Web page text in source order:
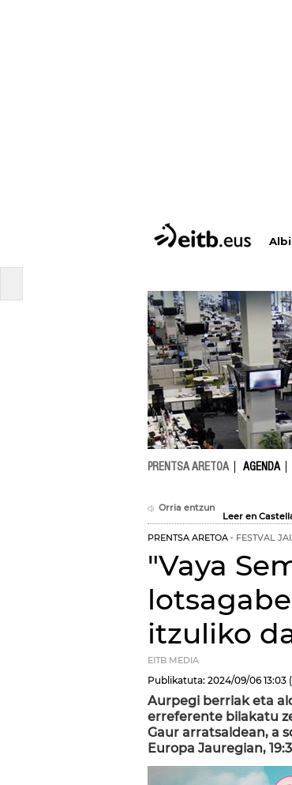
PRENTSA ARETOA AGENDA
Orria entzun
Leer en
PRENTSA ARETOA FESTVAL
"Vaya
itzuliko
EITB MEDIA
Publikatuta: 2024/09/06 13:03
Aurpegi berriak eta
erreferente bilakatu
Gaur arratsaldean, a
Europa Jauregian,